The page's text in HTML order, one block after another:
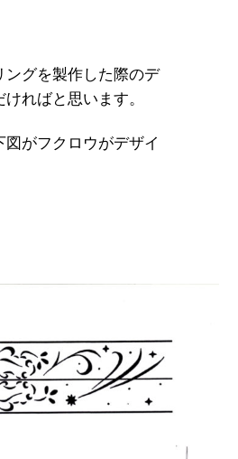
ングを製作した際のデ
ればと思います。
がフクロウがデザイ